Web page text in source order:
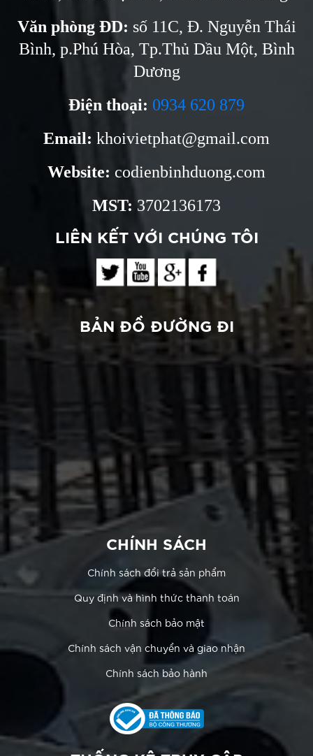
Văn phòng ĐD: số 11C, Đ. Nguyễn Thái
Bình, p.Phú Hòa, Tp.Thủ Dầu Một, Bình
Dương
Điện thoại: 0934 620 879
Email: khoivietphat@gmail.com
Website: codienbinhduong.com
MST: 3702136173
LIÊN KẾT VỚI CHÚNG TÔI
BẢN ĐỒ ĐƯỜNG ĐI
CHÍNH SÁCH
Chính sách đổi trả sản phẩm
Quy định và hình thức thanh toán
Chính sách bảo mật
Chính sách vận chuyển và giao nhận
Chính sách bảo hành